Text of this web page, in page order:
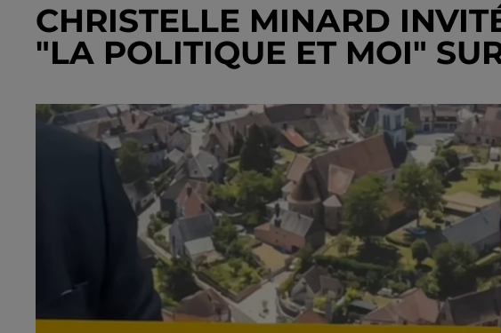
CHRISTELLE MINARD
"LA POLITIQUE ET MOI"